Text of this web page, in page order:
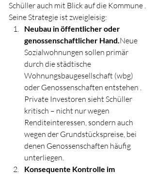
Schüller auch mit Blick auf die Kommune .
Seine Strategie ist zweigleisig:
Neubau in öffentlicher oder
genossenschaftlicher Hand.Neue
Sozialwohnungen sollen primär
durch die städtische
Wohnungsbaugesellschaft (wbg)
oder Genossenschaften entstehen .
Private Investoren sieht Schüller
kritisch – nicht nur wegen
Renditeinteressen, sondern auch
wegen der Grundstückspreise, bei
denen Genossenschaften häufig
unterliegen.
Konsequente Kontrolle im